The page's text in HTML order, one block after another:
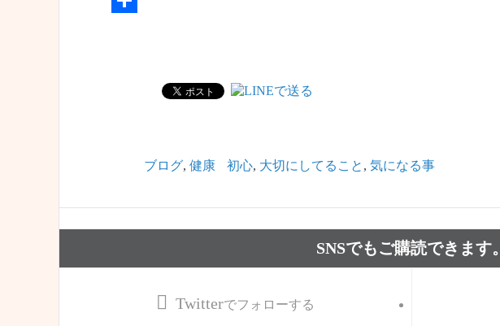
ブログ, 健康 初心, 大切にしてること , 気になる事
SNSでもご購読できます。
Twitterでフォローする